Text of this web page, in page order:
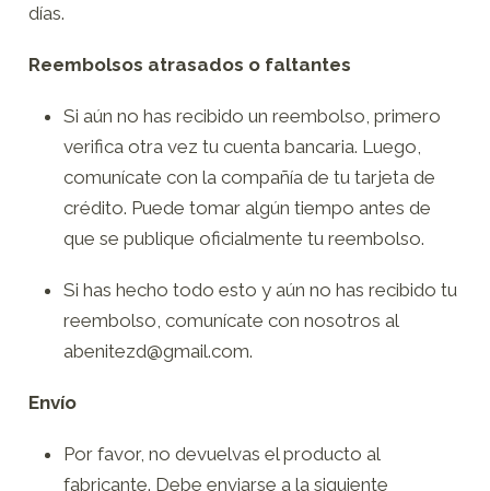
días.
Reembolsos atrasados ​​o faltantes
Si aún no has recibido un reembolso, primero
verifica otra vez tu cuenta bancaria. Luego,
comunícate con la compañía de tu tarjeta de
crédito. Puede tomar algún tiempo antes de
que se publique oficialmente tu reembolso.
Si has hecho todo esto y aún no has recibido tu
reembolso, comunícate con nosotros al
abenitezd@gmail.com.
Envío
Por favor, no devuelvas el producto al
fabricante. Debe enviarse a la siguiente